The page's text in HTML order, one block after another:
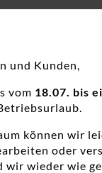
und Kunden,
vom 18.07. bis
können wir
oder
wir wieder wie